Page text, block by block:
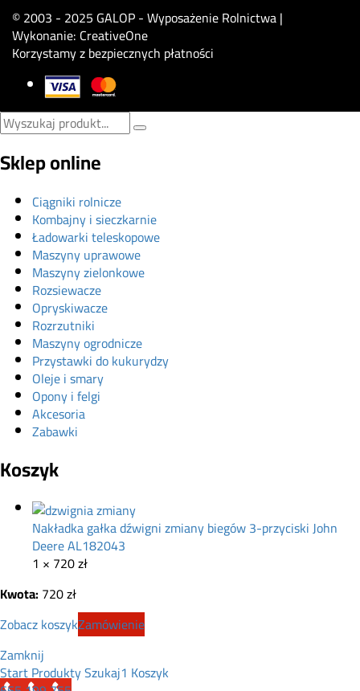
© 2003 - 2025 GALOP - Wyposażenie Rolnictwa |
Wykonanie: CreativeOne
Korzystamy z bezpiecznych płatności
Sklep online
Ciągniki rolnicze
Kombajny i sieczkarnie
Ładowarki teleskopowe
Maszyny uprawowe
Maszyny zielonkowe
Rozsiewacze
Opryskiwacze
Rozrzutniki
Maszyny ogrodnicze
Przystawki do kukurydzy
Oleje i smary
Opony i felgi
Akcesoria
Zabawki
Koszyk
Nakładka gałka dźwigni zmiany biegów 3-przyciski John
Deere AL182043
1 × 720zł
Kwota: 720zł
Zobacz koszykZamówienie
Zamknij
StartProduktySzukaj1 Koszyk